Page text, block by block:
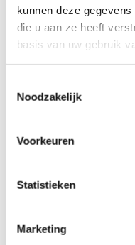
kunnen deze
die u aan ze heeft
basis van uw gebruik
Noodzakelijk
Voorkeuren
Statistieken
Marketing
Of contacteer ons via een
Onze klantenservice is
08:30 tot 17:00